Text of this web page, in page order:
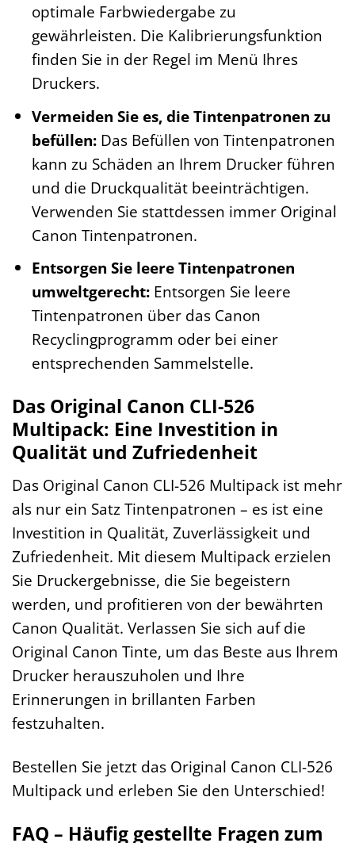
optimale Farbwiedergabe zu
gewährleisten. Die Kalibrierungsfunktion
finden Sie in der Regel im Menü Ihres
Druckers.
Vermeiden Sie es, die Tintenpatronen zu
befüllen:Das Befüllen von Tintenpatronen
kann zu Schäden an Ihrem Drucker führen
und die Druckqualität beeinträchtigen.
Verwenden Sie stattdessen immer Original
Canon Tintenpatronen.
Entsorgen Sie leere Tintenpatronen
umweltgerecht:Entsorgen Sie leere
Tintenpatronen über das Canon
Recyclingprogramm oder bei einer
entsprechenden Sammelstelle.
Das Original Canon CLI-526
Multipack: Eine Investition in
Qualität und Zufriedenheit
Das Original Canon CLI-526 Multipack ist mehr
als nur ein Satz Tintenpatronen – es ist eine
Investition in Qualität, Zuverlässigkeit und
Zufriedenheit. Mit diesem Multipack erzielen
Sie Druckergebnisse, die Sie begeistern
werden, und profitieren von der bewährten
Canon Qualität. Verlassen Sie sich auf die
Original Canon Tinte, um das Beste aus Ihrem
Drucker herauszuholen und Ihre
Erinnerungen in brillanten Farben
festzuhalten.
Bestellen Sie jetzt das Original Canon CLI-526
Multipack und erleben Sie den Unterschied!
FAQ – Häufig gestellte Fragen zum